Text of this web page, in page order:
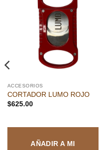
ACCESORIOS
CORTADOR LUMO ROJO
$625.00
AÑADIR A MI